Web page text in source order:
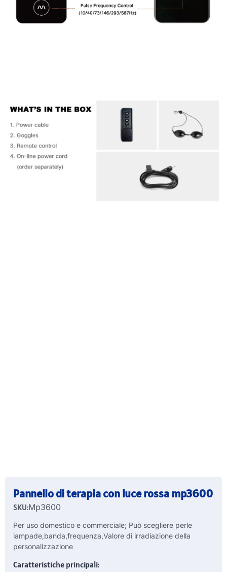
Pannello di terapia con luce rossa mp3600
SKU:Mp3600
Per uso domestico e commerciale; Può scegliere perle
lampade,banda,frequenza,Valore di irradiazione della
personalizzazione
Caratteristiche principali: